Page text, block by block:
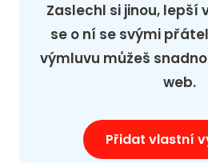
Zaslechl si jinou, lepší
se o ní se svými
výmluvu můžeš
web.
Přidat vlastní